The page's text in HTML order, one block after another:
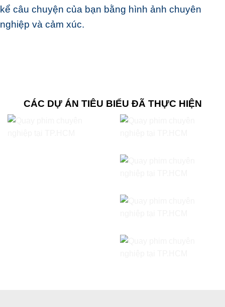
kể câu chuyện của bạn bằng hình ảnh chuyên
nghiệp và cảm xúc.
CÁC DỰ ÁN TIÊU BIỂU ĐÃ THỰC HIỆN